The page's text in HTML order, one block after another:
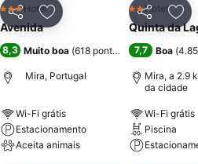
PartilharAdicionar aos favoritos
3 Estrelas
Hotel
Avenida
8,3 Muito boa (618 pontuações)
Mira, Portugal
Wi-Fi grátis
Estacionamento
Aceita animais
Partilhar
2 Estrelas
Hotel
Quinta da
7,7 Boa (
Mira, a 2.9
da cidade
Wi-Fi grátis
Piscina